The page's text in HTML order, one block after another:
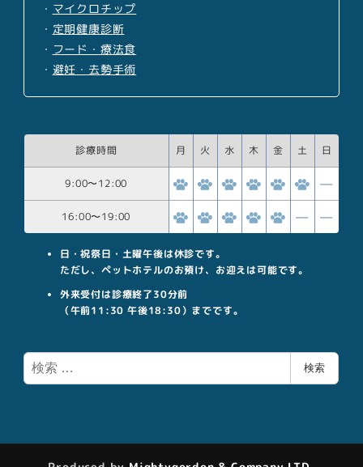
・ マイクロチップ
・ 定期健康診断
・ フード・療法食
・ 避妊・去勢手術
診療時間 月 火 水 木 金 土 日
9:00〜12:00
16:00〜19:00
日・祝祭日・土曜午後は休診です。
ただし、ペットホテルのお預け、お迎えは可能です。
外来受付は診療終了30分前
（午前11:30 午後18:30）までです。
検
索
検索